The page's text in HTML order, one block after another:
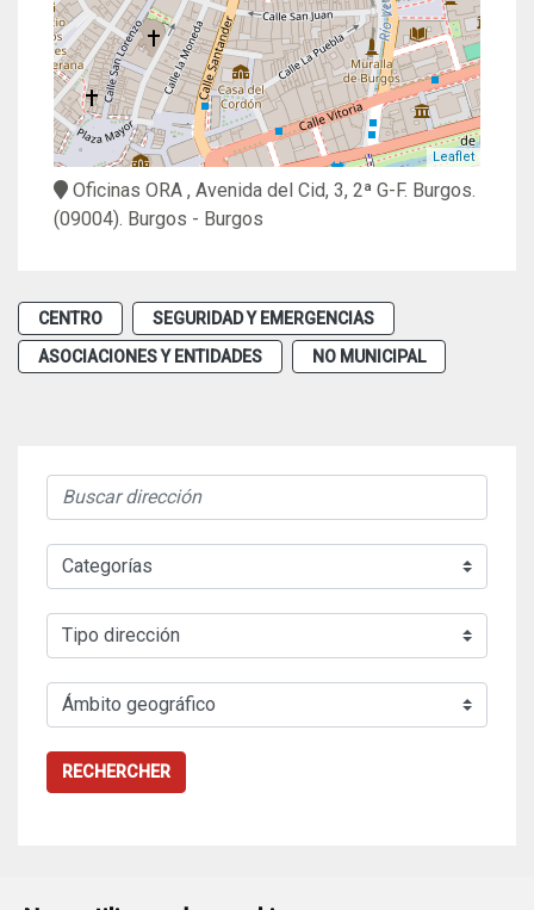
Leaflet
Oficinas ORA , Avenida del Cid, 3, 2ª G-F. Burgos.
(09004). Burgos - Burgos
CENTRO
SEGURIDAD Y EMERGENCIAS
ASOCIACIONES Y ENTIDADES
NO MUNICIPAL
RECHERCHER